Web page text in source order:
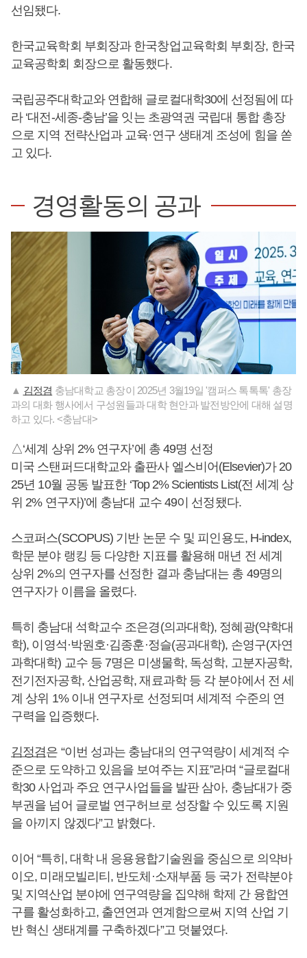
선임됐다.
한국교육학회 부회장과 한국창업교육학회 부회장, 한국
교육공학회 회장으로 활동했다.
국립공주대학교와 연합해 글로컬대학30에 선정됨에 따
라 ‘대전-세종-충남’을 잇는 초광역권 국립대 통합 총장
으로 지역 전략산업과 교육·연구 생태계 조성에 힘을 쏟
고 있다.
경영활동의 공과
▲ 김정겸 충남대학교 총장이 2025년 3월19일 '캠퍼스 톡톡톡' 총장
과의 대화 행사에서 구성원들과 대학 현안과 발전방안에 대해 설명
하고 있다. <충남대>
△‘세계 상위 2% 연구자’에 총 49명 선정
미국 스탠퍼드대학교와 출판사 엘스비어(Elsevier)가 20
25년 10월 공동 발표한 ‘Top 2% Scientists List(전 세계 상
위 2% 연구자)’에 충남대 교수 49이 선정됐다.
스코퍼스(SCOPUS) 기반 논문 수 및 피인용도, H-index,
학문 분야 랭킹 등 다양한 지표를 활용해 매년 전 세계
상위 2%의 연구자를 선정한 결과 충남대는 총 49명의
연구자가 이름을 올렸다.
특히 충남대 석학교수 조은경(의과대학), 정혜광(약학대
학), 이영석·박원호·김종훈·정슬(공과대학), 손영구(자연
과학대학) 교수 등 7명은 미생물학, 독성학, 고분자공학,
전기전자공학, 산업공학, 재료과학 등 각 분야에서 전 세
계 상위 1% 이내 연구자로 선정되며 세계적 수준의 연
구력을 입증했다.
김정겸은 “이번 성과는 충남대의 연구역량이 세계적 수
준으로 도약하고 있음을 보여주는 지표”라며 “글로컬대
학30 사업과 주요 연구사업들을 발판 삼아, 충남대가 중
부권을 넘어 글로벌 연구허브로 성장할 수 있도록 지원
을 아끼지 않겠다”고 밝혔다.
이어 “특히, 대학 내 응용융합기술원을 중심으로 의약바
이오, 미래모빌리티, 반도체·소재부품 등 국가 전략분야
및 지역산업 분야에 연구역량을 집약해 학제 간 융합연
구를 활성화하고, 출연연과 연계함으로써 지역 산업 기
반 혁신 생태계를 구축하겠다”고 덧붙였다.